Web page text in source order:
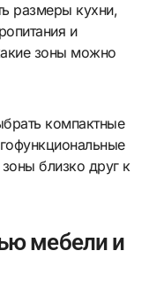
размеры кухни,
и
зоны можно
компактные
близко друг к
мебели и